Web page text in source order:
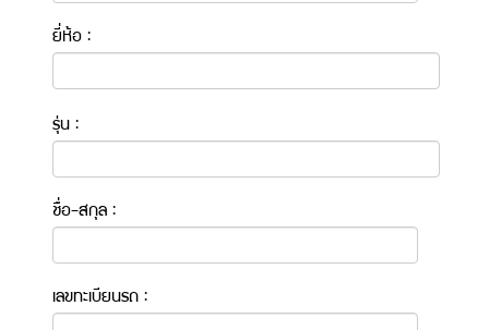
ยี่ห้อ :
รุ่น :
ชื่อ-สกุล :
เลขทะเบียนรถ :